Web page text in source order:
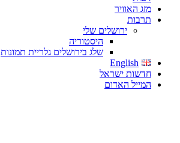
מזג האוויר
תרבות
ירושלים שלי
היסטוריה
שלג בירושלים גלריית תמונות
English
חדשות ישראל
המייל האדום